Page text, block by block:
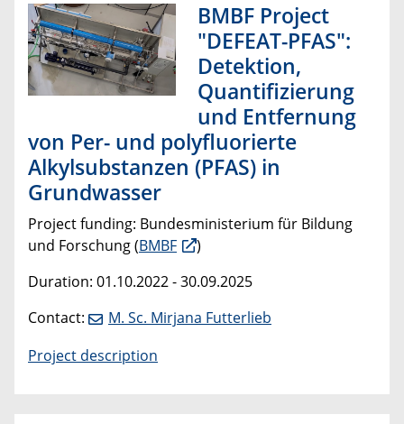
BMBF Project
"DEFEAT-PFAS":
Detektion,
Quantifizierung
und Entfernung
von Per- und polyfluorierte
Alkylsubstanzen (PFAS) in
Grundwasser
Project funding: Bundesministerium für Bildung
und Forschung (BMBF
)
Duration: 01.10.2022 - 30.09.2025
Contact:
M. Sc. Mirjana Futterlieb
Project description